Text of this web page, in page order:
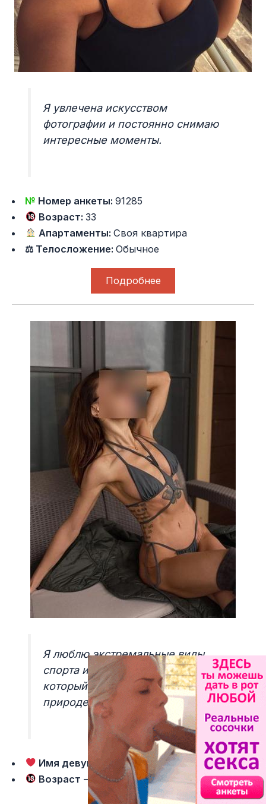
Я увлечена искусством
фотографии и постоянно снимаю
интересные моменты.
№ Номер анкеты:91285
Возраст:33
Апартаменты:Своя квартира
⚖ Телосложение:Обычное
Подробнее
Я люблю экстремальные виды
спорта и фотографию. Ищу парня,
который разделит мою страсть к
природе и фотографии.
Имя девушки— Стелла
Возраст — 31